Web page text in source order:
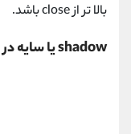
بالا تر از close باشد.
shadow یا سایه در کندل ها